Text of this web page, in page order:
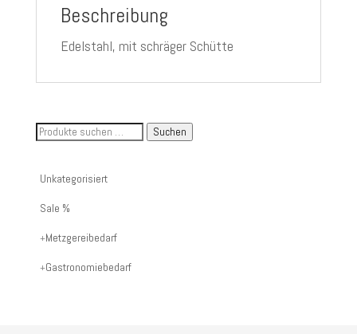
Beschreibung
Edelstahl, mit schräger Schütte
Suche
Artikelnummer
oder
Suchen
Unkategorisiert
Sale %
Metzgereibedarf
Gastronomiebedarf